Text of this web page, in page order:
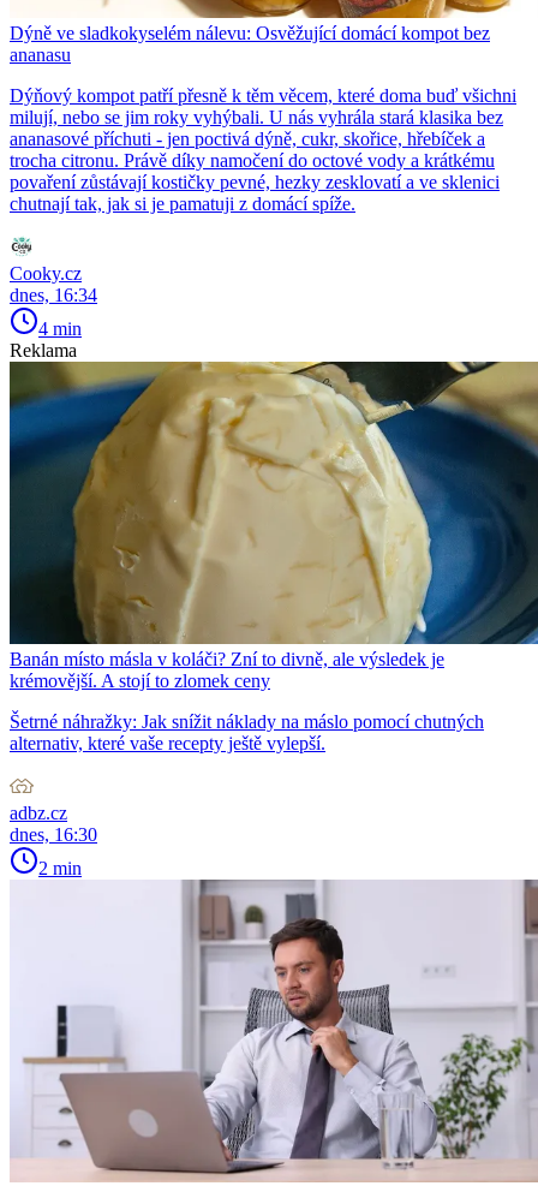
Dýně ve sladkokyselém nálevu: Osvěžující domácí kompot bez
ananasu
Dýňový kompot patří přesně k těm věcem, které doma buď všichni
milují, nebo se jim roky vyhýbali. U nás vyhrála stará klasika bez
ananasové příchuti - jen poctivá dýně, cukr, skořice, hřebíček a
trocha citronu. Právě díky namočení do octové vody a krátkému
povaření zůstávají kostičky pevné, hezky zesklovatí a ve sklenici
chutnají tak, jak si je pamatuji z domácí spíže.
Cooky.cz
dnes, 16:34
4 min
Reklama
Banán místo másla v koláči? Zní to divně, ale výsledek je
krémovější. A stojí to zlomek ceny
Šetrné náhražky: Jak snížit náklady na máslo pomocí chutných
alternativ, které vaše recepty ještě vylepší.
adbz.cz
dnes, 16:30
2 min